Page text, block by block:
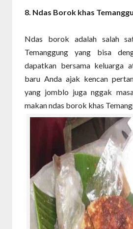
8. Ndas Borok khas
Ndas borok adalah salah
Temanggung yang bisa
dapatkan bersama keluarga
baru Anda ajak kencan
yang jomblo juga nggak
makan ndas borok khas